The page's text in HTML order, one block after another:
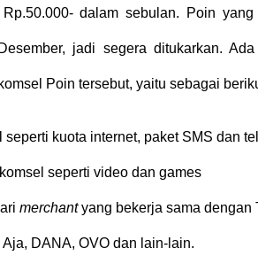
dalam sebulan. Poin
jadi segera ditukarkan.
Poin tersebut, yaitu sebagai
seperti kuota internet, paket SMS dan
seperti video dan games
merchantyang bekerja sama dengan
DANA, OVO dan lain-lain.